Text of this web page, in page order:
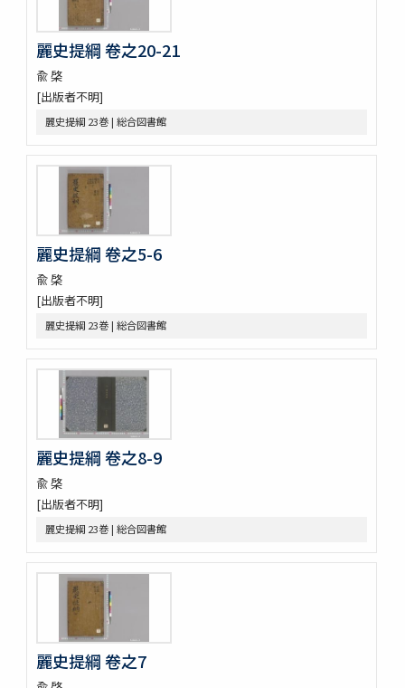
靜菴先生文集 8巻坿世系圖1巻年譜1巻
朱子學的 2巻
時庵集 9巻
醒翁先生遺稿 4巻
太虚亭集 3巻
袖香編 4巻
九天應元雷聲普化天尊説玉樞寳經 1巻首1巻坿符篆1巻
大韓明成皇后洪陵誌 1巻附記1巻
大慧普覺禪師書
演機新編 3巻
八代文抄 (存31巻)
選英
朝野會通
麗史提綱 23巻
元帥權公幸州大捷碑
訂老 2巻
金剛般若波羅蜜經 2巻 (存1巻)
江華地啚
治郡㫖訣 : 居官大略
興海邑誌
朝鮮地啚
紀年便覧 8巻圖1巻
湖南邑誌
東國文獻備考 100巻首1巻
青野謾輯 (存9巻)
纂圖互註周禮 12巻經圖1巻
新増東國輿地勝覽 55巻
麗史提綱 卷之20-21
兪 棨
[出版者不明]
麗史提綱 23巻 | 総合図書館
麗史提綱 卷之5-6
兪 棨
[出版者不明]
麗史提綱 23巻 | 総合図書館
麗史提綱 卷之8-9
兪 棨
[出版者不明]
麗史提綱 23巻 | 総合図書館
麗史提綱 卷之7